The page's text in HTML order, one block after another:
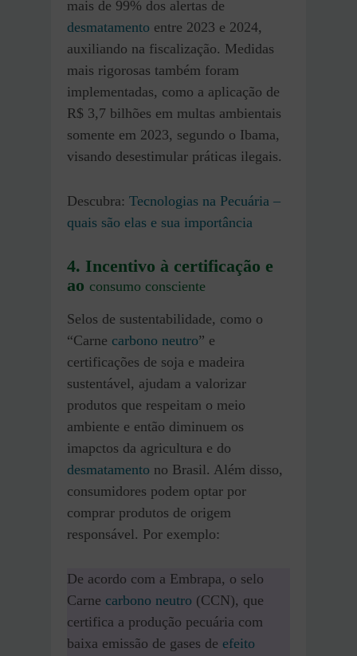
mais de 99% dos alertas de
desmatamento entre 2023 e 2024,
auxiliando na fiscalização. Medidas
mais rigorosas também foram
implementadas, como a aplicação de
R$ 3,7 bilhões em multas ambientais
somente em 2023, segundo o Ibama,
visando desestimular práticas ilegais.
Descubra: Tecnologias na Pecuária –
quais são elas e sua importância
4. Incentivo à certificação e
ao consumo consciente
Selos de sustentabilidade, como o
“Carne carbono neutro” e
certificações de soja e madeira
sustentável, ajudam a valorizar
produtos que respeitam o meio
ambiente e então diminuem os
imapctos da agricultura e do
desmatamento no Brasil. Além disso,
consumidores podem optar por
comprar produtos de origem
responsável. Por exemplo:
De acordo com a Embrapa, o selo
Carne carbono neutro (CCN), que
certifica a produção pecuária com
baixa emissão de gases de efeito